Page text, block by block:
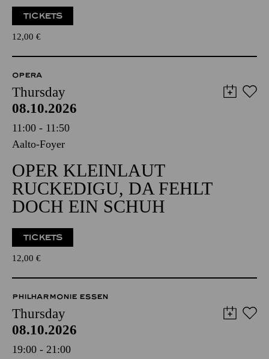
TICKETS
12,00 €
OPERA
Thursday
08.10.2026
11:00 - 11:50
Aalto-Foyer
OPER KLEINLAUT
RUCKEDIGU, DA FEHLT
DOCH EIN SCHUH
TICKETS
12,00 €
PHILHARMONIE ESSEN
Thursday
08.10.2026
19:00 - 21:00